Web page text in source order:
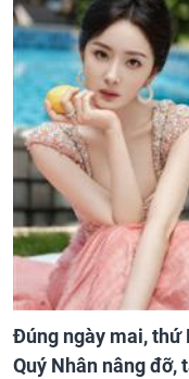
Đúng ngày mai, thứ
Quý Nhân nâng đỡ,